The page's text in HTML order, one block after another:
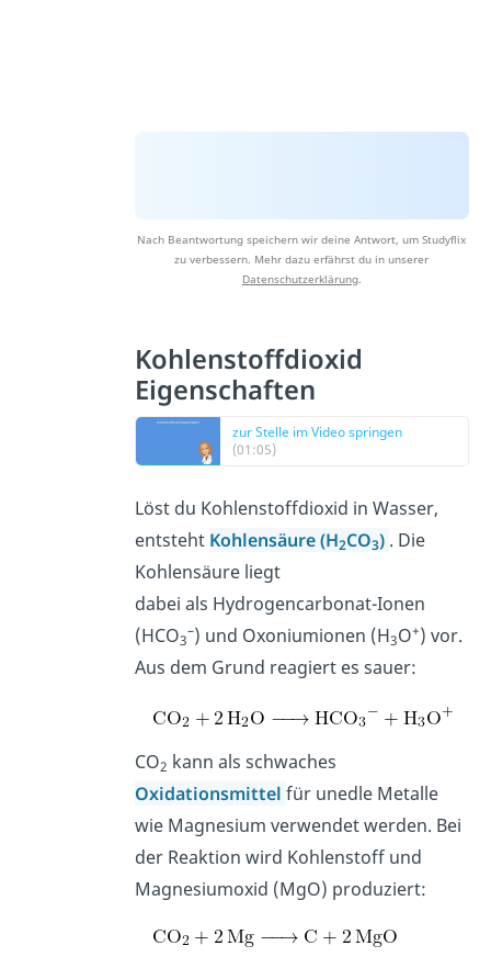
Nach Beantwortung speichern wir deine Antwort, um Studyflix
zu verbessern. Mehr dazu erfährst du in unserer
Datenschutzerklärung.
Kohlenstoffdioxid
Eigenschaften
zur Stelle im Video springen
(01:05)
Löst du Kohlenstoffdioxid in Wasser,
entsteht Kohlensäure(H2CO3) . Die
Kohlensäure liegt
dabei als Hydrogencarbonat-Ionen
(HCO3
–) und Oxoniumionen (H3O+) vor.
Aus dem Grund reagiert es sauer:
CO2 kann als schwaches
Oxidationsmittel für unedle Metalle
wie Magnesium verwendet werden. Bei
der Reaktion wird Kohlenstoff und
Magnesiumoxid (MgO) produziert: